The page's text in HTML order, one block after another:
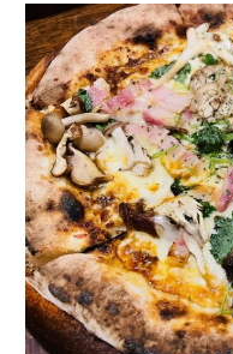
い
を
あ
な
た
の
舌
で
体
験